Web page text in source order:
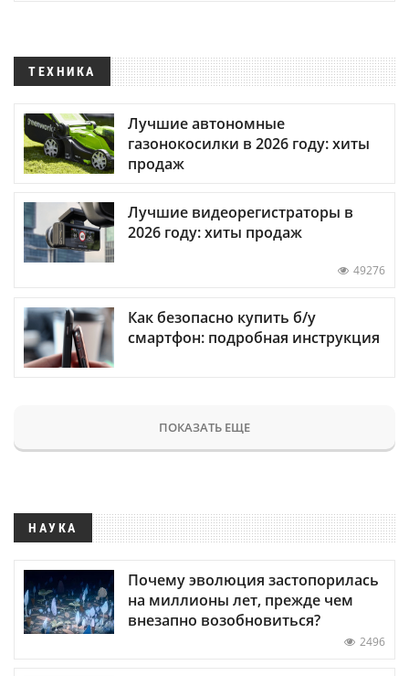
ТЕХНИКА
Лучшие автономные
газонокосилки в 2026 году: хиты
продаж
Лучшие видеорегистраторы в
2026 году: хиты продаж
49276
Как безопасно купить б/у
смартфон: подробная инструкция
ПОКАЗАТЬ ЕЩЕ
НАУКА
Почему эволюция застопорилась
на миллионы лет, прежде чем
внезапно возобновиться?
2496